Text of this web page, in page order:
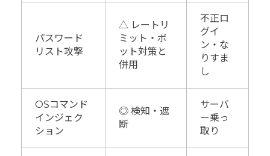
パスワード
リスト攻撃
△ レートリ
ミット・ボ
ット対策と
併用
不正ロ
グイ
ン・な
りすま
し
OSコマンド
インジェク
ション
◎ 検知・遮
断
サーバ
ー乗っ
取り